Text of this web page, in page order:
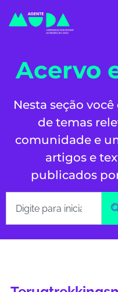
Acervo
Nesta seção
de temas
comunidade e
artigos e
publicados